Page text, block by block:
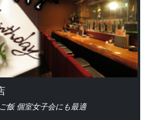
飯 個室女子会にも最適